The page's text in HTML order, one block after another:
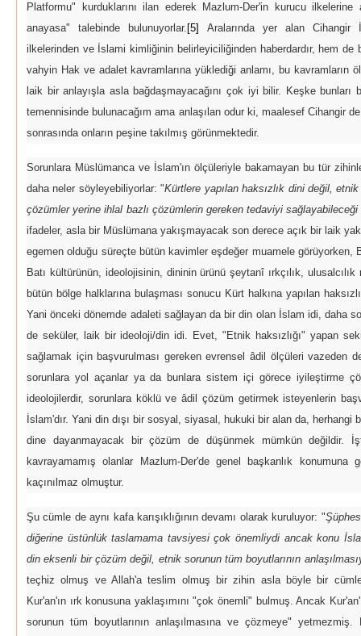
Platformu" kurduklarını ilan ederek Mazlum-Der'in kurucu
anayasa" talebinde bulunuyorlar. [5]
Aralarında yer alan Cihangir
ilkelerinden ve İslami kimliğinin belirleyiciliğinden haberdardır, hem de
vahyin Hak ve adalet kavramlarına yüklediği anlamı, bu kavramların
laik bir anlayışla asla bağdaşmayacağını çok iyi bilir. Keşke
temennisinde bulunacağım ama anlaşılan odur ki, maalesef Cihangir
sonrasında onların peşine takılmış görünmektedir.
Sorunlara Müslümanca ve İslam'ın ölçüleriyle bakamayan bu tür
daha neler söyleyebiliyorlar: "Kürtlere yapılan haksızlık dini değil,
çözümler yerine ihlal bazlı çözümlerin gereken tedaviyi
ifadeler, asla bir Müslümana yakışmayacak son derece açık bir laik
egemen olduğu süreçte bütün kavimler eşdeğer muamele görüyorken,
Batı kültürünün, ideolojisinin, dininin ürünü şeytanî ırkçılık,
bütün bölge halklarına bulaşması sonucu Kürt halkına yapılan
Yani önceki dönemde adaleti sağlayan da bir din olan İslam idi, daha
de seküler, laik bir ideoloji/din idi. Evet, "Etnik haksızlığı" yapan
sağlamak için başvurulması gereken evrensel âdil ölçüleri vazeden
sorunlara yol açanlar ya da bunlara sistem içi görece iyileştirme
ideolojilerdir, sorunlara köklü ve âdil çözüm getirmek isteyenlerin
İslam'dır. Yani din dışı bir sosyal, siyasal, hukuki bir alan da,
dine dayanmayacak bir çözüm de düşünmek mümkün değildir.
kavrayamamış olanlar Mazlum-Der'de genel başkanlık konumuna
kaçınılmaz olmuştur.
Şu cümle de aynı kafa karışıklığının devamı olarak kuruluyor: "
diğerine üstünlük taslamama tavsiyesi çok önemliydi ancak konu
din eksenli bir çözüm değil, etnik sorunun tüm boyutlarının
teçhiz olmuş ve Allah'a teslim olmuş bir zihin asla böyle bir
Kur'an'ın ırk konusuna yaklaşımını "çok önemli" bulmuş. Ancak
sorunun tüm boyutlarının anlaşılmasına ve çözmeye"